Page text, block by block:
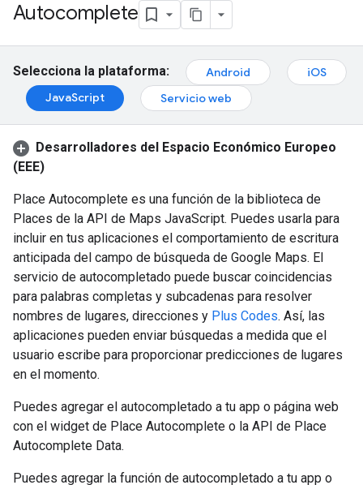
Autocomplete
Selecciona la plataforma: Android
iOS
JavaScript
Servicio web
Desarrolladores del Espacio Económico Europeo
(EEE)
Place Autocomplete es una función de la biblioteca de
Places de la API de Maps JavaScript. Puedes usarla para
incluir en tus aplicaciones el comportamiento de escritura
anticipada del campo de búsqueda de Google Maps. El
servicio de autocompletado puede buscar coincidencias
para palabras completas y subcadenas para resolver
nombres de lugares, direcciones y Plus Codes. Así, las
aplicaciones pueden enviar búsquedas a medida que el
usuario escribe para proporcionar predicciones de lugares
en el momento.
Puedes agregar el autocompletado a tu app o página web
con el widget de Place Autocomplete o la API de Place
Autocomplete Data.
Puedes agregar la función de autocompletado a tu app o